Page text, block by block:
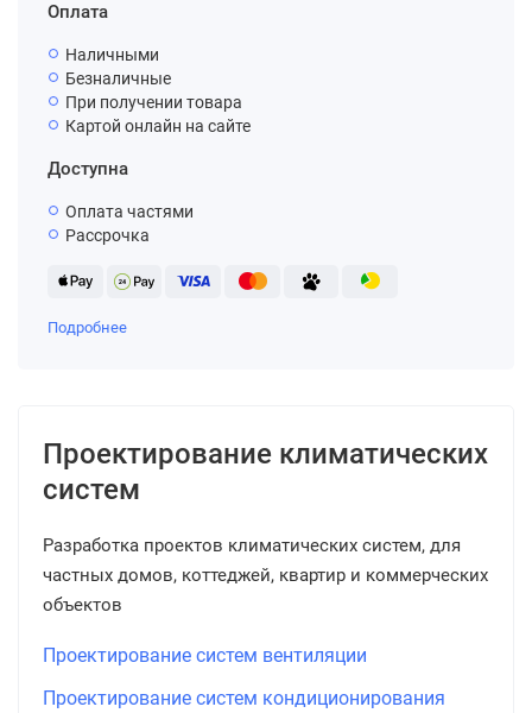
Оплата
Наличными
Безналичные
При получении товара
Картой онлайн на сайте
Доступна
Оплата частями
Рассрочка
Подробнее
Проектирование климатических
систем
Разработка проектов климатических систем, для
частных домов, коттеджей, квартир и коммерческих
объектов
Проектирование систем вентиляции
Проектирование систем кондиционирования